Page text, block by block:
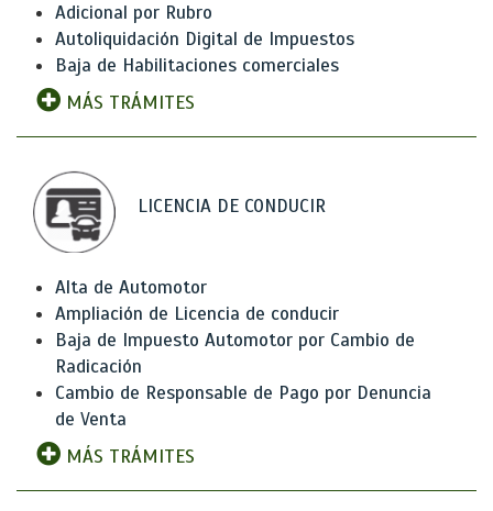
Adicional por Rubro
Autoliquidación Digital de Impuestos
Baja de Habilitaciones comerciales
MÁS TRÁMITES
LICENCIA DE CONDUCIR
Alta de Automotor
Ampliación de Licencia de conducir
Baja de Impuesto Automotor por Cambio de
Radicación
Cambio de Responsable de Pago por Denuncia
de Venta
MÁS TRÁMITES